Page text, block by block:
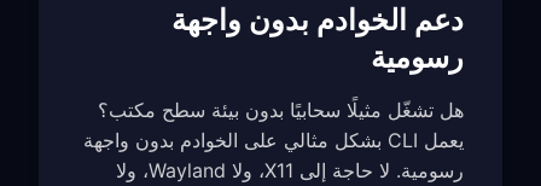
دعم الخوادم بدون واجهة
رسومية
هل تشغّل مثيلًا سحابيًا بدون بيئة سطح مكتب؟
يعمل CLI بشكل مثالي على الخوادم بدون واجهة
رسومية. لا حاجة إلى X11، ولا Wayland، ولا